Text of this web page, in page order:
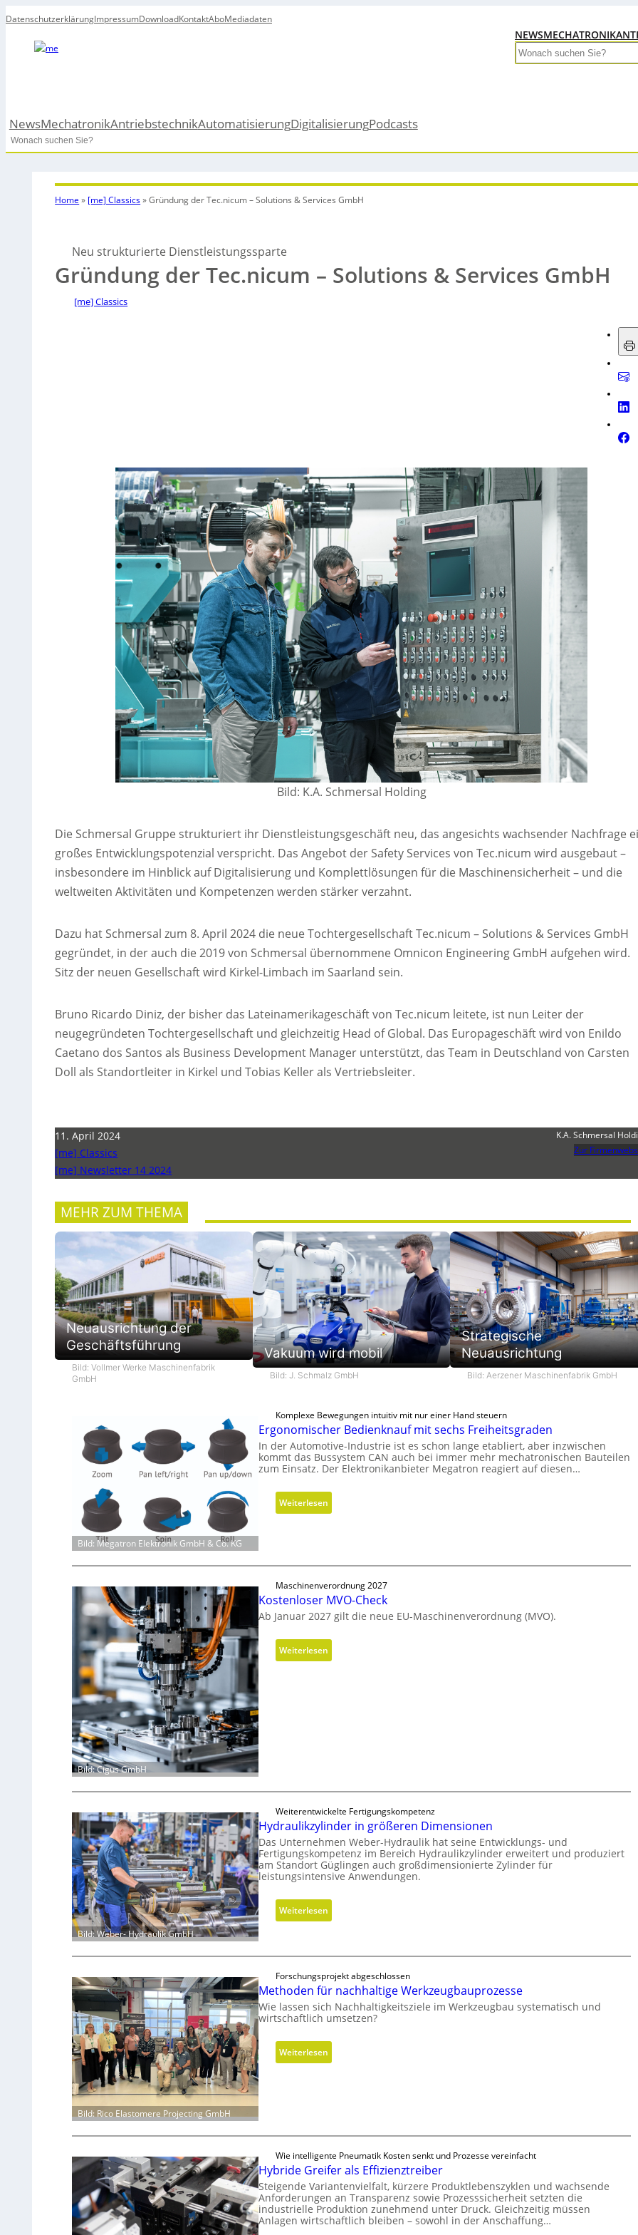
DatenschutzerklärungImpressumDownloadKontaktAboMediadaten
NEWSMECHATRONIK
Search
NewsMechatronikAntriebstechnikAutomatisierungDigitalisierungPodcasts
Search
Home » [me] Classics»Gründung der Tec.nicum – Solutions & Services GmbH
Neu strukturierte Dienstleistungssparte
Gründung der Tec.nicum – Solutions & Services GmbH
[me] Classics
Bild: K.A. Schmersal Holding
Die Schmersal Gruppe strukturiert ihr Dienstleistungsgeschäft neu, das angesichts wachsender Nachfrage
großes Entwicklungspotenzial verspricht. Das Angebot der Safety Services von Tec.nicum wird ausgebaut –
insbesondere im Hinblick auf Digitalisierung und Komplettlösungen für die Maschinensicherheit – und die
weltweiten Aktivitäten und Kompetenzen werden stärker verzahnt.
Dazu hat Schmersal zum 8. April 2024 die neue Tochtergesellschaft Tec.nicum – Solutions & Services GmbH
gegründet, in der auch die 2019 von Schmersal übernommene Omnicon Engineering GmbH aufgehen wird.
Sitz der neuen Gesellschaft wird Kirkel-Limbach im Saarland sein.
Bruno Ricardo Diniz, der bisher das Lateinamerikageschäft von Tec.nicum leitete, ist nun Leiter der
neugegründeten Tochtergesellschaft und gleichzeitig Head of Global. Das Europageschäft wird von Enildo
Caetano dos Santos als Business Development Manager unterstützt, das Team in Deutschland von Carsten
Doll als Standortleiter in Kirkel und Tobias Keller als Vertriebsleiter.
11. April 2024
[me] Classics
[me] Newsletter 14 2024
K.A. Schmersal
Zur
MEHR ZUM THEMA
Neuausrichtung der
Geschäftsführung
Bild: Vollmer Werke Maschinenfabrik
GmbH
Vakuum wird mobil
Bild: J. Schmalz GmbH
Strategische
Neuausrichtung
Bild: Aerzener Maschinenfabrik GmbH
Bild: Megatron Elektronik GmbH & Co. KG
Komplexe Bewegungen intuitiv mit nur einer Hand steuern
Ergonomischer Bedienknauf mit sechs Freiheitsgraden
In der Automotive-Industrie ist es schon lange etabliert, aber inzwischen
kommt das Bussystem CAN auch bei immer mehr mechatronischen Bauteilen
zum Einsatz. Der Elektronikanbieter Megatron reagiert auf diesen…
Weiterlesen:
E
o
m
i
s
c
n
a
u
f
m
s
s
F
r
e
i
h
a
d
e
n
Bild: Cigus GmbH
Maschinenverordnung 2027
Kostenloser MVO-Check
Ab Januar 2027 gilt die neue EU-Maschinenverordnung (MVO).
Weiterlesen:
K
r
M
V
O
-
h
e
Bild: Weber- Hydraulik GmbH
Weiterentwickelte Fertigungskompetenz
Hydraulikzylinder in größeren Dimensionen
Das Unternehmen Weber-Hydraulik hat seine Entwicklungs- und
Fertigungskompetenz im Bereich Hydraulikzylinder erweitert und produziert
am Standort Güglingen auch großdimensionierte Zylinder für
leistungsintensive Anwendungen.
Weiterlesen:
H
d
l
k
z
d
r
n
g
r
Bild: Rico Elastomere Projecting GmbH
Forschungsprojekt abgeschlossen
Methoden für nachhaltige Werkzeugbauprozesse
Wie lassen sich Nachhaltigkeitsziele im Werkzeugbau systematisch und
wirtschaftlich umsetzen?
Weiterlesen:
M
e
n
f
ü
r
Wie intelligente Pneumatik Kosten senkt und Prozesse vereinfacht
Hybride Greifer als Effizienztreiber
Steigende Variantenvielfalt, kürzere Produktlebenszyklen und wachsende
Anforderungen an Transparenz sowie Prozesssicherheit setzten die
industrielle Produktion zunehmend unter Druck. Gleichzeitig müssen
Anlagen wirtschaftlich bleiben – sowohl in der Anschaffung…